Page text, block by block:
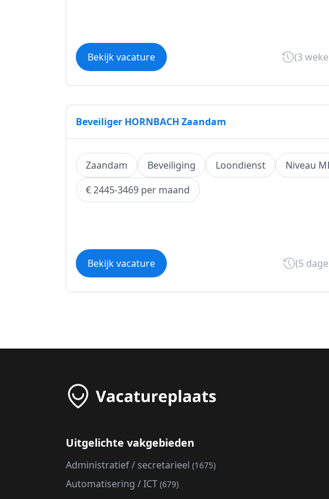
Bekijk vacature (3
Beveiliger HORNBACH Zaandam
Zaandam Beveiliging Loondienst
Niveau
€ 2445-3469 per maand
Bekijk vacature (5
Uitgelichte vakgebieden
Administratief / secretarieel (1675)
Automatisering / ICT (679)